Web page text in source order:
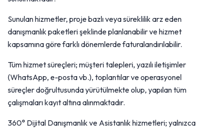
Sunulan hizmetler, proje bazlı veya süreklilik arz eden
danışmanlık paketleri şeklinde planlanabilir ve hizmet
kapsamına göre farklı dönemlerde faturalandırılabilir.
Tüm hizmet süreçleri; müşteri talepleri, yazılı iletişimler
(WhatsApp, e-posta vb.), toplantılar ve operasyonel
süreçler doğrultusunda yürütülmekte olup, yapılan tüm
çalışmaları kayıt altına alınmaktadır.
360° Dijital Danışmanlık ve Asistanlık hizmetleri; yalnızca